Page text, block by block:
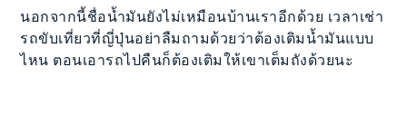
นอกจากนี้ชื่อน้ำมันยังไม่เหมือนบ้านเราอีกด้วย เวลาเช่า
รถขับเที่ยวที่ญี่ปุ่นอย่าลืมถามด้วยว่าต้องเติมน้ำมันแบบ
ไหน ตอนเอารถไปคืนก็ต้องเติมให้เขาเต็มถังด้วยนะ